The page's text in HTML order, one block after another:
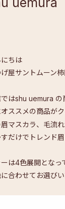
にちは
げ屋サントムーン
はshu uemura の
ススメの商品が
眉マスカラ、毛流
すだけでトレンド
は4色展開となっ
合わせてお選び